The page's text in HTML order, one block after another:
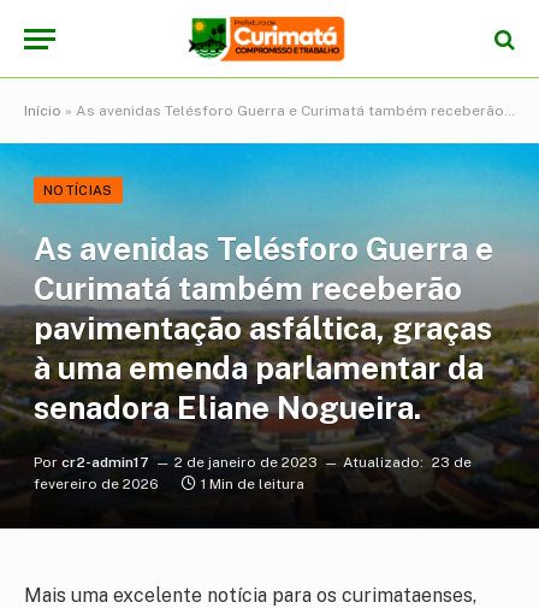
Início » As avenidas Telésforo Guerra e Curimatá também receberão pavimentação asfáltica, graças à uma emenda parlamentar da senadora Eliane Nogueira.
NOTÍCIAS
As avenidas Telésforo Guerra e
Curimatá também receberão
pavimentação asfáltica, graças
à uma emenda parlamentar da
senadora Eliane Nogueira.
Por cr2-admin17 2 de janeiro de 2023 Atualizado: 23 de
fevereiro de 2026
1 Min de leitura
Mais uma excelente notícia para os curimataenses,